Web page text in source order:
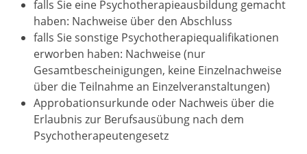
falls Sie eine Psychotherapieausbildung gemacht
haben: Nachweise über den Abschluss
falls Sie sonstige Psychotherapiequalifikationen
erworben haben: Nachweise (nur
Gesamtbescheinigungen, keine Einzelnachweise
über die Teilnahme an Einzelveranstaltungen)
Approbationsurkunde oder Nachweis über die
Erlaubnis zur Berufsausübung nach dem
Psychotherapeutengesetz